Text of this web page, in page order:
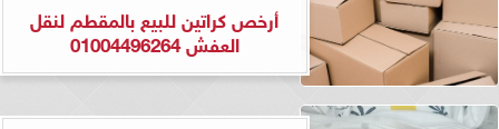
أرخص كراتين للبيع بالمقطم لنقل
العفش 01004496264